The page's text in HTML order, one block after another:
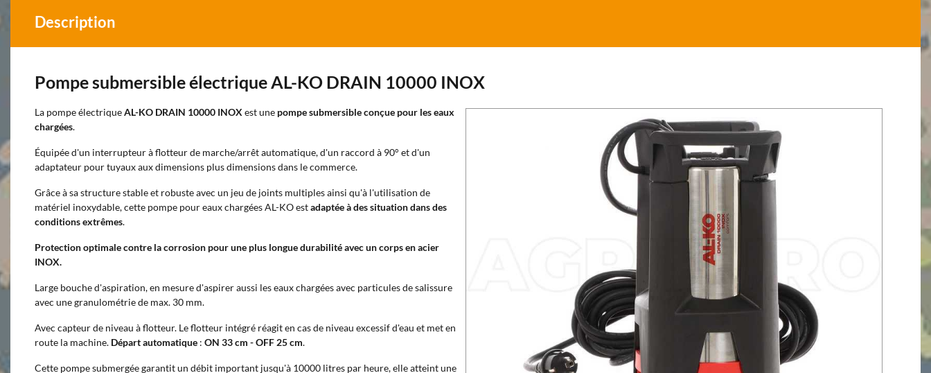
Description
Pompe submersible électrique AL-KO DRAIN 10000 INOX
La pompe électriqueAL-KO DRAIN 10000 INOX est une pompe submersible conçue pour les eaux
chargées.
Équipée d'un interrupteur à flotteur de marche/arrêt automatique, d'un raccord à 90° et d'un
adaptateur pour tuyaux aux dimensions plus dimensions dans le commerce.
Grâce à sa structure stable et robuste avec un jeu de joints multiples ainsi qu'à l'utilisation de
matériel inoxydable, cette pompe pour eaux chargées AL-KO estadaptée à des situation dans des
conditions extrêmes.
Protection optimale contre la corrosion pour une plus longue durabilité avec un corps en acier
INOX.
Large bouche d'aspiration, en mesure d'aspirer aussi les eaux chargées avec particules de salissure
avec une granulométrie de max. 30 mm.
Avec capteur de niveau à flotteur. Le flotteur intégré réagit en cas de niveau excessif d'eau et met en
route la machine. Départ automatique : ON 33 cm - OFF 25 cm.
Cette pompe submergée garantit un débit important jusqu'à 10000 litres par heure, elle atteint une